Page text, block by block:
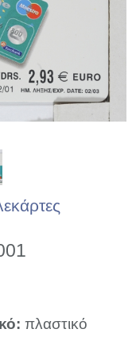
πλαστικό